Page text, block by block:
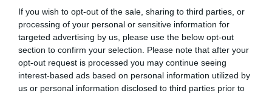
If you wish to opt-out of the sale, sharing to third parties, or
processing of your personal or sensitive information for
targeted advertising by us, please use the below opt-out
section to confirm your selection. Please note that after your
opt-out request is processed you may continue seeing
interest-based ads based on personal information utilized by
us or personal information disclosed to third parties prior to
qual és superar els 4.000 milions d’euros en
vendes l’any 2026. El pla combina l’expansió
internacional, la innovació i la sostenibilitat amb la
millora contínua de l’experiència del client tant en
el canal físic com en el digital.